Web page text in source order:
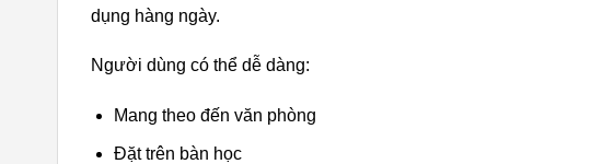
dụng hàng ngày.
Người dùng có thể dễ dàng:
Mang theo đến văn phòng
Đặt trên bàn học